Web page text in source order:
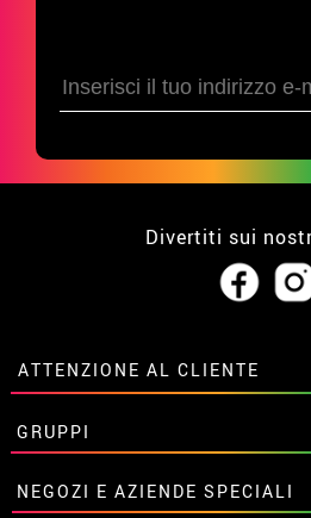
Divertiti sui
ATTENZIONE AL CLIENTE
• Su di noi
• Condizioni di vendita
• Avviso legale privacy
GRUPPI
Sconti speciali per gruppi.
NEGOZI E AZIENDE SPECIALI